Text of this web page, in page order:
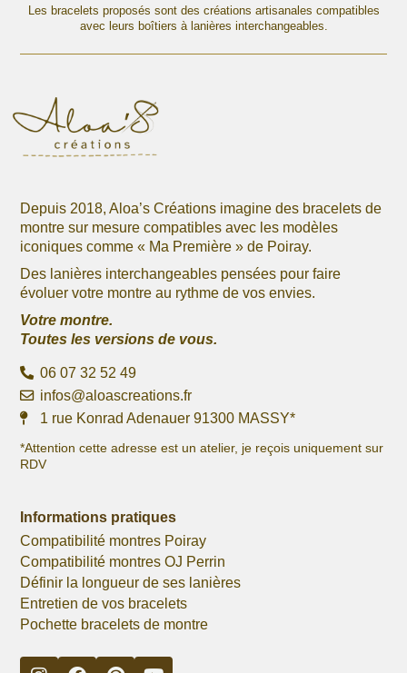
options
page
options
peuvent
Les bracelets proposés sont des créations artisanales compatibles
avec leurs boîtiers à lanières interchangeables.
Depuis 2018, Aloa’s Créations imagine des bracelets de
montre sur mesure compatibles avec les modèles
iconiques comme « Ma Première » de Poiray.
Des lanières interchangeables pensées pour faire
évoluer votre montre au rythme de vos envies.
Votre montre.
Toutes les versions de vous.
06 07 32 52 49
infos@aloascreations.fr
1 rue Konrad Adenauer 91300 MASSY*
*Attention cette adresse est un atelier, je reçois uniquement sur
RDV
Informations pratiques
Compatibilité montres Poiray
Compatibilité montres OJ Perrin
Définir la longueur de ses lanières
Entretien de vos bracelets
Pochette bracelets de montre